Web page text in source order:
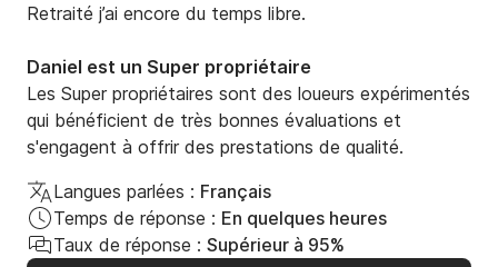
Retraité j’ai encore du temps libre.
Daniel est un Super propriétaire
Les Super propriétaires sont des loueurs expérimentés
qui bénéficient de très bonnes évaluations et
s'engagent à offrir des prestations de qualité.
Langues parlées : Français
Temps de réponse : En quelques heures
Taux de réponse : Supérieur à 95%